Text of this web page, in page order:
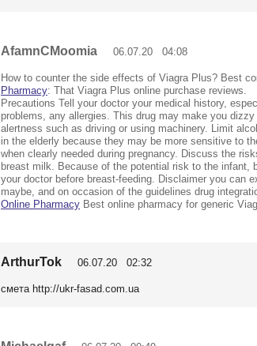
AfamnCMoomia 06.07.20 04:08
How to counter the side effects of Viagra Plus? Best
Pharmacy: That Viagra Plus online purchase reviews.
Precautions Tell your doctor your medical history,
problems, any allergies. This drug may make you
alertness such as driving or using machinery. Limit
in the elderly because they may be more sensitive to
when clearly needed during pregnancy. Discuss the
breast milk. Because of the potential risk to the infant,
your doctor before breast-feeding. Disclaimer you can
maybe, and on occasion of the guidelines drug
Online Pharmacy Best online pharmacy for generic
ArthurTok 06.07.20 02:32
смета http://ukr-fasad.com.ua